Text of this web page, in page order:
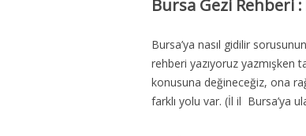
Bursa Gezi Rehberi :
Bursa’ya nasıl gidilir
rehberi yazıyoruz yazmışken
konusuna değineceğiz, ona
farklı yolu var. (İl il Bursa’ya